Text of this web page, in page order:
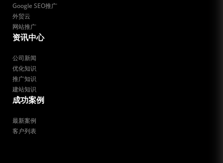
Google SEO推广
外贸云
网站推广
资讯中心
公司新闻
优化知识
推广知识
建站知识
成功案例
最新案例
客户列表